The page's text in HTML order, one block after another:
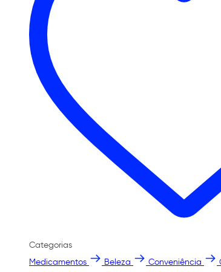
Categorias
Medicamentos
Beleza Conveniência